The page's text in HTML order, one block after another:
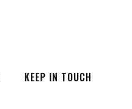
KEEP IN TOUCH